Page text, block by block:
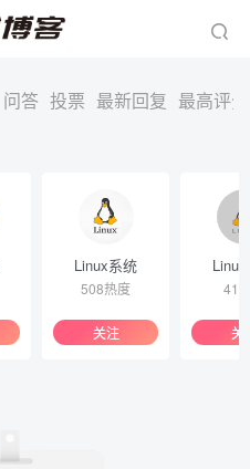
问答 投票 最新回复 最高评分
Linux系统
508热度
关注
41
关